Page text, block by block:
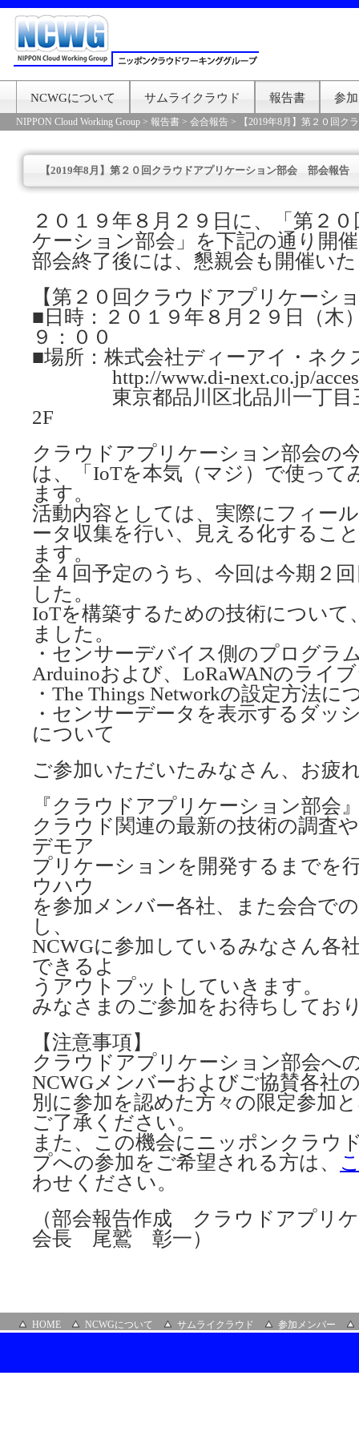
NCWGについて サムライクラウド 報告書 参
NIPPON Cloud Working Group > 報告書 > 会合報告 > 【2019年8月】第２０回
【2019年8月】第２０回クラウドアプリケーション部会 部会報告
２０１９年８月２９日に、「第２
ケーション部会」を下記の通り開
部会終了後には、懇親会も開催い
【第２０回クラウドアプリケーシ
■日時：２０１９年８月２９日（木
９：００
■場所：株式会社ディーアイ・ネ
http://www.di-next.co.jp/
東京都品川区北品川一丁目三
2F
クラウドアプリケーション部会の
は、「IoTを本気（マジ）で使って
ます。
活動内容としては、実際にフィー
ータ収集を行い、見える化するこ
ます。
全４回予定のうち、今回は今期２
した。
IoTを構築するための技術について
ました。
・センサーデバイス側のプログラ
Arduinoおよび、LoRaWANのライ
・The Things Networkの設定方法に
・センサーデータを表示するダッ
について
ご参加いただいたみなさん、お疲
『クラウドアプリケーション部会
クラウド関連の最新の技術の調査
デモア
プリケーションを開発するまでを
ウハウ
を参加メンバー各社、また会合で
し、
NCWGに参加しているみなさん各
できるよ
うアウトプットしていきます。
みなさまのご参加をお待ちしてお
【注意事項】
クラウドアプリケーション部会へ
NCWGメンバーおよびご協賛各社
別に参加を認めた方々の限定参加
ご了承ください。
また、この機会にニッポンクラウ
プへの参加をご希望される方は、
わせください。
（部会報告作成 クラウドアプリ
会長 尾鷲 彰一）
HOME NCWGについて サムライクラウド 参加メンバー